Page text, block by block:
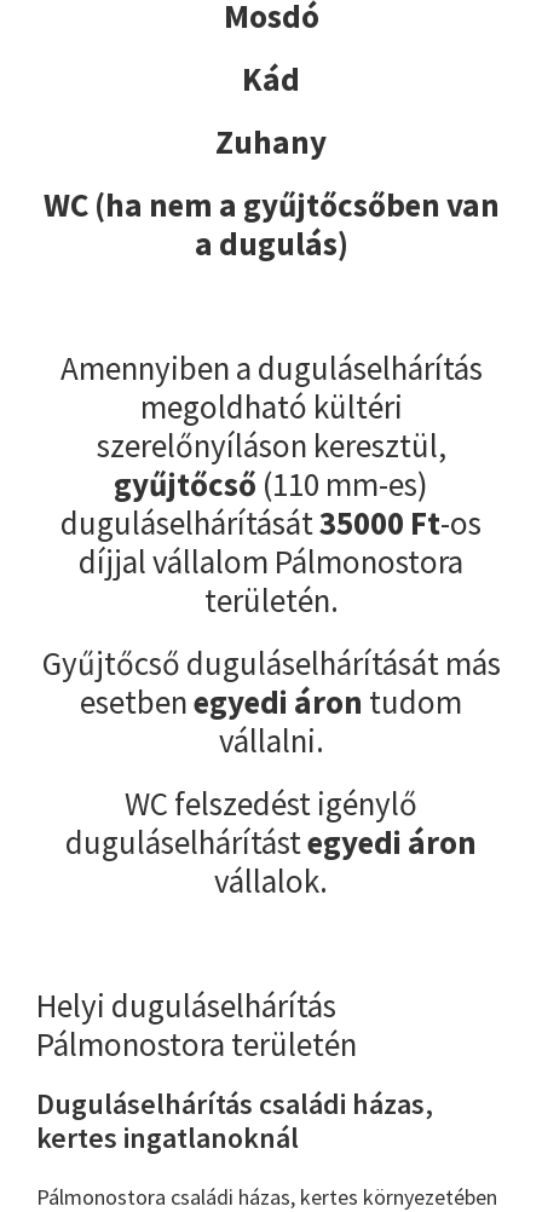
Mosdó
Kád
Zuhany
WC (ha nem a gyűjtőcsőben van
a dugulás)
Amennyiben a duguláselhárítás
megoldható kültéri
szerelőnyíláson keresztül,
gyűjtőcső (110 mm-es)
duguláselhárítását35000 Ft-os
díjjal vállalom Pálmonostora
területén.
Gyűjtőcső duguláselhárítását más
esetbenegyedi áron tudom
vállalni.
WC felszedést igénylő
duguláselhárítástegyedi áron
vállalok.
Helyi duguláselhárítás
Pálmonostora területén
Duguláselhárítás családi házas,
kertes ingatlanoknál
Pálmonostora családi házas, kertes környezetében